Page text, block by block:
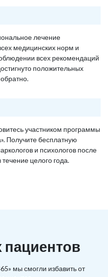
лечение
медицинских норм и
всех рекомендаций
положительных
участником программы
Получите бесплатную
и психологов после
целого года.
пациентов
мы смогли избавить от